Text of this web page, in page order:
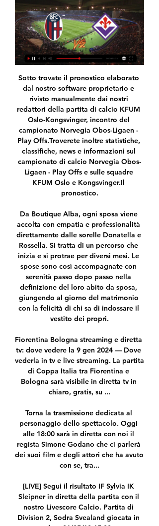
Sotto trovate il pronostico elaborato dal nostro software proprietario e rivisto manualmente dai nostri redattori della partita di calcio KFUM Oslo-Kongsvinger, incontro del campionato Norvegia Obos-Ligaen - Play Offs.Troverete inoltre statistiche, classifiche, news e informazioni sul campionato di calcio Norvegia Obos-Ligaen - Play Offs e sulle squadre KFUM Oslo e Kongsvinger.Il pronostico.

Da Boutique Alba, ogni sposa viene accolta con empatia e professionalità direttamente dalle sorelle Donatella e Rossella. Si tratta di un percorso che inizia e si protrae per diversi mesi. Le spose sono così accompagnate con serenità passo dopo passo nella definizione del loro abito da sposa, giungendo al giorno del matrimonio con la felicità di chi sa di indossare il vestito dei propri.

Fiorentina Bologna streaming e diretta tv: dove vedere la 9 gen 2024 — Dove vederla in tv e live streaming. La partita di Coppa Italia tra Fiorentina e Bologna sarà visibile in diretta tv in chiaro, gratis, su ...

Torna la trasmissione dedicata al personaggio dello spettacolo. Oggi alle 18:00 sarà in diretta con noi il regista Simone Godano che ci parlerà dei suoi film e degli attori che ha avuto con se, tra...

[LIVE] Segui il risultato IF Sylvia IK Sleipner in diretta della partita con il nostro Livescore Calcio. Partita di Division 2, Sodra Svealand giocata in data 01/05/18 15:00.

Pronostico e statistiche dell'incontro di calcio Santa Tecla - Jocoro di El Salvador Primera Division - Clausura del 18/01/2020. Disponibili anche tutti i pronostici della giornata del campionato El Salvador Primera Division - Clausura

Da quest’anno tutte le partite del campionato di calcio di Serie B saranno visibili in diretta streaming su PC, tablet, smartphone e smart tv grazie alla piattaforma web Dazn.Inoltre una partita alla settimana (si tratta dell’anticipo del venerdì sera) sarà visibile gratuitamente sui canali Rai.. Si comincia questa sera (24 agosto) con Brescia-Perugia e terminerà l’11 maggio 2019.

Diretta.it fornisce risultati Serie B 2019/2020 in tempo reale, calendario, programma, classifiche e comparazione quote. Oltre a Serie B 2019/2020 Diretta.it fornisce risultati …

Bologna FC - ACF Fiorentina in diretta - Calcio Trasmissione Internet accessibile a: STARZPLAY, DStv Now, Star+, beIN Sports Connect Australia, DAZN, ESPNPlay Caribbean, Play Sports, DAZN Belgium, Star+ ...

Laurent Devoghel è su Facebook. Iscriviti a Facebook per connetterti con Laurent Devoghel e altre persone che potresti conoscere. Grazie a Facebook puoi...

Il Brescia dopo il passaggio da Corini a Grosso è tornato sui suoi passi richiamando l’allenatore della promozione. Ed è anche tornata la vittoria. Liverani dal canto suo vuole sfruttare il buon momento del Lecce, utilizzando soprattutto la buona forma di Falco, decisivo contro il Genoa, e il rientro di Lapadula.

(((CALCIO<<))) TV Fiorentina Bologna in diretta gratis RADIO 9 gen 2024 — (CALCIO<<))) TV Fiorentina Bologna in diretta gratis RADIO NETTUNO BOLOGNA UNO 9 gennaio 2024 5 minuti fa — [STREAMING>>]===]] Oggi ...

Hartberg vs FC Salisburgo 2020-06-07 15:00 streaming live, pronostici, quote e statistiche nei precedenti. Fai clic qui per tutti i nostri pronostici e previsioni gratuiti.

Francesco Totti star dei social: in 70 mila collegati per la diretta con Vieri L’ex capitano giallorosso ha parlato della sua professione di procuratore sportivo: «Prenderei Tonali, è il più.

2020-6-7 · Sotto trovate il pronostico elaborato dal nostro software proprietario e rivisto manualmente dai nostri redattori della partita di calcio Forge-York 9, incontro del campionato Canada Canadian Premier League - Fall Season.Troverete inoltre statistiche, classifiche, news e informazioni sul campionato di calcio Canada Canadian Premier League - Fall Season e sulle squadre Forge e York 9.Il.

Testa a testa Deportivo Llacuabamba - Ayacucho FC (Peru - Primera) del 13-03-2020, Statistiche su dati storici, eventi ritardatari e frequenti, movimenti quota, grafici per confronto squadre.

Challenger Todi CH | Terra | e88.520 – 1° Turno Campo Centrale – Ora italiana: 14:30 (ora locale: 2:30 pm) 1. Lorenzo Giustino vs Daniel Altmaier 2. Gian Marco Moroni vs Carlos Alcaraz 3. Alessandro Giannessi vs Maxime Janvier (non prima ore: 18:00) 4. Federico Gaio vs Matteo Viola (non prima ore:

L’Ente per il Turismo di Vienna presenta una prima mondiale: la trasmissione in diretta a Monza del Vienna Summer Night Concert dei Wiener Philharmoniker

Bologna-Fiorentina: dove seguire la partita in DIRETTA TV. 6 ore fa — diretta testuale di Fiorentinanews.com, gratuita, seguitissima e con la possibilità di commentare il match in tempo reale. Niente giorno di ...

Le probabili formazioni di Rangers-Bayer Leverkusen, match valido per l'andata degli ottavi di finale di Europa League all'Ibrox Stadium di Glasgow

Pronostico e statistiche dell'incontro di calcio Academica Coimbra - SL Benfica B di Portogallo Segunda Liga del 01/09/2018. Disponibili anche tutti i pronostici …

L’annosa querelle tra calcio femminile e dirette TV sembra finalmente aver trovato una sua fine: questa mattina, secondo quanto riportato dal sito ProfessioneCalcio.net, il presidente federale Carlo Tavecchio ha personalmente autorizzato la diretta di 10 partite da qui fino al termine della stagione.

Deportiva San Carlos vs Universidad de Costa Rica il risultato di lega in tempo reale Costa Rica League. Presentiamo il risultato in tempo reale, le formazioni in pre-partita, gli attaccanti, le …

Squadre IK Sleipner IFK Haninge BRB hanno giocato finora 4 partite. In media nelle partite vengono segnati 4.50 gol. IK Sleipner in media nella stagione segna 0.00 gol per partita. IK Sleipner Nelle 0 (%) partite giocate in casa sono stati

Torna la trasmissione dedicata al personaggio dello spettacolo. Oggi alle 18:00 sarà in diretta con noi il regista Simone Godano che ci parlerà dei suoi film e degli attori che ha avuto con se, tra...

Fiorentina - Bologna in Diretta Streaming Guarda Fiorentina - Bologna Live e On Demand su DAZN IT con 2 dispositivi diversi contemporaneamente e connetti fino a 6 dispositivi.

Getafe-Real Madrid, come seguire il match in tv e streaming Getafe-Real Madrid, info diretta tv e streaming. Questo match della 19.a giornata di Liga sarà trasmesso in diretta su Dazn.

Bayer Leverkusen-Aek Larnaca e Rosenborg-Lipsia sono le due partite di Europa League in cui saranno impegnate le squadre di Bundesliga: le probabili formazioni, le cose da sapere e il pronostico.

2020-6-23 · 16:47 Fiorentina-Hellas Verona, probabili formazioni e dove vederla in TV e streaming; 16:41 Juve, Sarri: "Higuain non si è arrabbiato per il cambio, ecco le condizioni di Alex Sandro e Chiellini" 16:33 Juventus-Atalanta, probabili formazioni e dove vederla in TV e streaming; 16:30 Champions League: Juve contro Real o City, l'Atalanta sfida il.

ROMA, 28 FEB - L'Inter affronterà gli spagnoli del Getafe negli ottavi di Europa League. Lo ha stabilito il sorteggio Uefa. I nerazzurri giocheranno a San Siro la gara di andata, in programma.

Un Benevento irriconoscibile allo Zini è incappato nella seconda sconfitta esterna consecutiva dopo quella di Livorno. Squadra involuta che ha perso la sua identità di colpo dopo 10 risultati utili consecutivi. Bucchi non è riuscito a motivare i suoi e a far credere nell&#39;obiettivo al quale stava...

Guarda la partita New York Yankees - Baltimore Orioles del campionato USA: MLB grauitamente in streaming. Di seguito hai la lista dei Bookmaker che offrono gratuitamente la visione della partita in streaming. E' tutto legale, devi semplicemente registrarti ed avere un credito maggiore di zero, basta anche un centesimo per avere la possibilità di vedere le partite gratuitamente dal loro sito.

Bologna Fiorentina in streaming gratis? Guarda la partita in La partita Bologna-Fiorentina non sarà disponibile gratuitamente in Italia, come le altre del campionato di Serie A. La gara sarà trasmessa in diretta streaming ...

La linea internazionale del cambio di data è una linea immaginaria sulla superficie terrestre, istituita nel 1884, che segue in gran parte il 180º meridiano. Ogni nuova data comincia a essere contata a partire dal versante occidentale di essa, attraversando poi i diversi fusi orari da est verso ovest.

FIORENTINA- Bologna Streaming Gratis Live Oggi. Dove Fiorentina in diretta live tv e streaming gratis sui canali digitali nazionali a partire. Non perderti questo e molto altro...

Live streaming. Guarda il meglio dello sport in diretta su Eurosport 1, Eurosport 2 e tutti i canali aggiuntivi in esclusiva! Video on demand …e se non riesci a guardare un evento in diretta c'è la sezione On Demand per rivivere tutte le emozioni minuto per minuto! Live su Eurosport.

Udinese-Torino, streaming e tv: dove vedere l’8a giornata di Serie A 14 Ottobre 2019 14 Ottobre 2019 Antonio Giordano Comment Dove vedere Udinese – Torino streaming e tv, 8a giornata Serie A Udinese Torino Streaming| Il primo big match della giornata non si fa attendere.

2020-6-21 · Serie A: Hellas Verona-Lecce, i canali dove vederla in TV e diretta streaming e le probabili formazioni. Hellas Verona-Lecce, dove vederla in Tv e diretta streaming – Per la seconda giornata del girone di ritorno del Campionato di Serie A, si affrontano domenica 26 gennaio 2020 alle ore 15 allo stadio “Marcantonio Bentegodi” Hellas Verona e Lecce.

Torino Verona: dove vederla in diretta tv streaming Torino Verona sarà trasmessa esclusivamente dalla piattaforma Sky sul canale 255 corrispondente a Sky Calcio 5 HD.

Su Link Streaming Calcio potete trovare tutte le informazioni per vedere la partita in diretta gratis. A che ora inizia la partita Juventus Lecce La gara tra Juventus Lecce si giocherà Venerdì 26 Giugno 2020 allo Stadio Allianz Stadium, rigorosamente a porte chiuse e senza tifosi, alle ore .

Il calendario del campionato di Serie A 2019/2020 con i relativi risultati, la classifica del torneo e la classifica marcato